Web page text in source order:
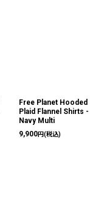
Free Planet Hooded
Plaid Flannel Shirts -
Navy Multi
9,900円(税込)